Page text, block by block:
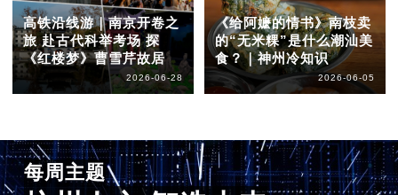
高铁沿线游｜南京开卷之
旅 赴古代科举考场 探
《红楼梦》曹雪芹故居
2026-06-28
《给阿嬷的情书》南枝卖
的“无米粿”是什么潮汕美
食？｜神州冷知识
2026-06-05
每周主题